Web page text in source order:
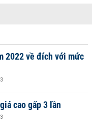
2022 về đích với mức
cao gấp 3 lần